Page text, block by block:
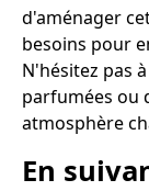
d'aménager
besoins pour
N'hésitez pas
parfumées ou
atmosphère
En